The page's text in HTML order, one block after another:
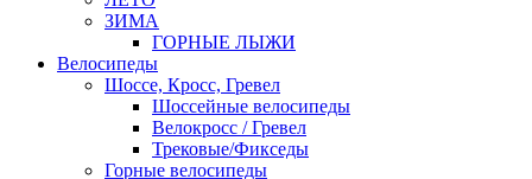
ЗИМА
ГОРНЫЕ ЛЫЖИ
Велосипеды
Шоссе, Кросс, Гревел
Шоссейные велосипеды
Велокросс / Гревел
Трековые/Фикседы
Горные велосипеды